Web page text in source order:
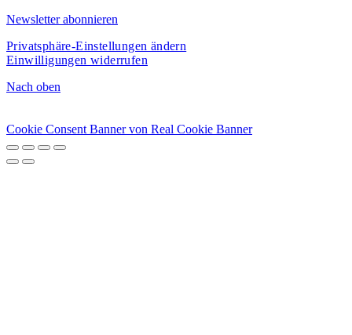
Newsletter abonnieren
Privatsphäre-Einstellungen ändern
Einwilligungen widerrufen
Nach oben
Cookie Consent Banner von Real Cookie Banner